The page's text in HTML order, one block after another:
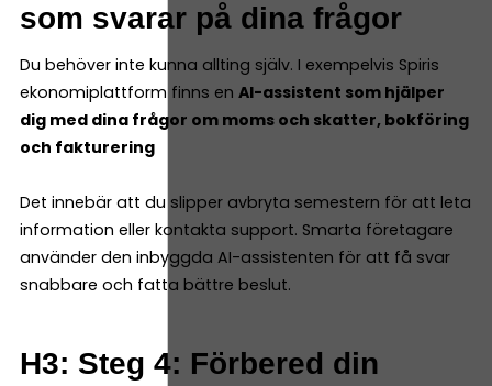
som svarar på dina frågor
Du behöver inte kunna allting själv. I exempelvis Spiris
ekonomiplattform finns en AI-assistent som hjälper
dig med dina frågor om moms och skatter, bokföring
och fakturering
Det innebär att du slipper avbryta semestern för att leta
information eller kontakta support. Smarta företagare
använder den inbyggda AI-assistenten för att få svar
snabbare och fatta bättre beslut.
H3: Steg 4: Förbered din